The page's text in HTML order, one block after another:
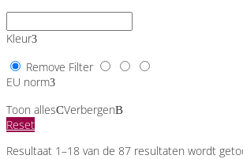
Kleur
Remove Filter
EU norm
Toon alles Verbergen
Reset
Resultaat 1–18 van de 87 resultaten wordt